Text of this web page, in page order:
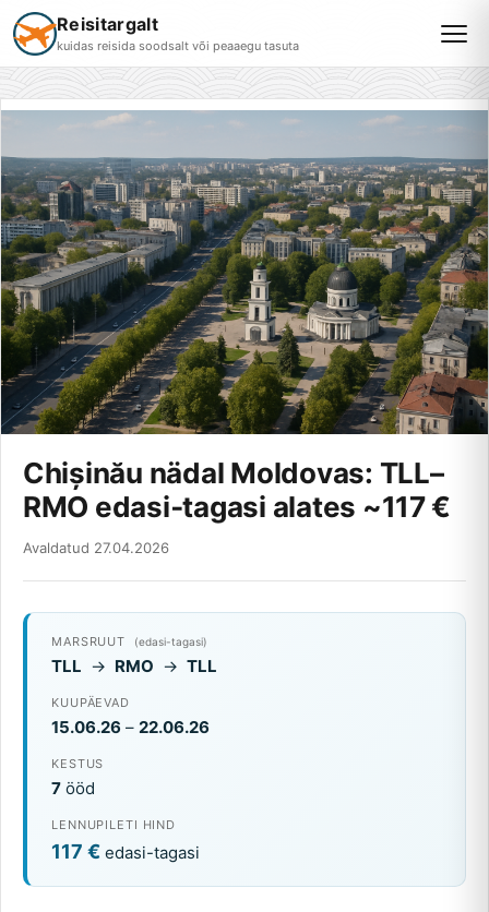
Reisitargalt
kuidas reisida soodsalt või peaaegu tasuta
Chișinău nädal Moldovas: TLL–
RMO edasi‑tagasi alates ~117 €
Avaldatud 27.04.2026
MARSRUUT (edasi-tagasi)
TLL → RMO → TLL
KUUPÄEVAD
15.06.26 – 22.06.26
KESTUS
7 ööd
LENNUPILETI HIND
117 € edasi-tagasi